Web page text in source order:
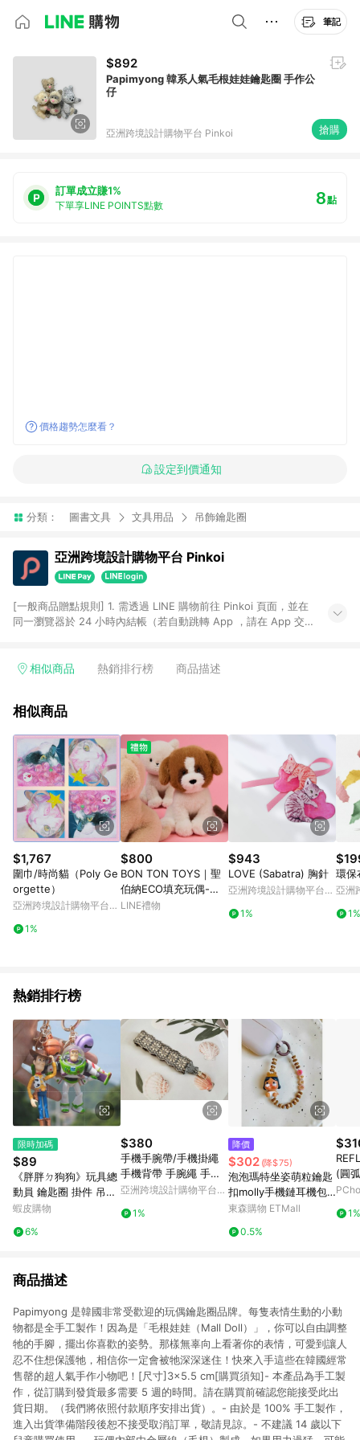
筆記
$892
Papimyong 韓系人氣毛根娃娃鑰匙圈 手作公
仔
亞洲跨境設計購物平台 Pinkoi 搶購
訂單成立賺1%
下單享LINE POINTS點數 8點
價格趨勢怎麼看？
設定到價通知
分類： 圖書文具 文具用品 吊飾鑰匙圈
亞洲跨境設計購物平台 Pinkoi
[一般商品贈點規則] 1. 需透過 LINE 購物前往 Pinkoi 頁面，並在
同一瀏覽器於 24 小時內結帳（若自動跳轉 App ，請在 App 交
回饋訂單不得享有 Pinkoi 站方優惠，例如首購優惠，P coins，
行為，不具贈點資格，部分退款不在此限。 6. APP 請更新至
貨後 45 天後發送。 8. 群眾募資商品，禮物卡，開館保證金，補
運費，攤位費等不具贈點資格。 9. LINE 購物站上之商品規格、
顏色、價位、贈品如與 Pinkoi 商品資訊頁及購物車不符，以
Pinkoi 購物商品資訊頁及購物車標示為準。 10. 點數紅包使用規
則請以點數紅包活動說明為準。 11. 若於 LINE 購物前往 Pinkoi
頁面後才首次下載 Pinkoi APP 並完成訂單，不符合導購資格；承
上，首次下載 Pinkoi APP 後，需透過 LINE 購物前往 Pinkoi 頁
面，方享導購資格。
相似商品 熱銷排行榜 商品描述
相似商品
$1,767
圍巾/時尚貓（Poly Ge
orgette）
亞洲跨境設計購物平台
1%
$800
BON TON TOYS｜聖
伯納ECO填充玩偶-赫
爾曼 18cm
LINE禮物
$943
LOVE (Sabatra) 胸針
亞洲跨境設計購物平台
1%
環保
亞洲
1%
熱銷排行榜
限時加碼
$89
《胖胖ㄉ狗狗》玩具總
動員 鑰匙圈 掛件 吊飾
胡迪 巴斯光年 叉奇 抱
蝦皮購物
6%
$380
手機手腕帶/手機掛繩
手機背帶 手腕繩 手機
繩 背繩 吊飾 吊繩
亞洲跨境設計購物平台
1%
降價
$302 (降$75)
泡泡瑪特坐姿萌粒鑰匙
扣molly手機鏈耳機包
包汽車掛件可愛小禮物
東森購物 ETMall
0.5%
(圓
1%
商品描述
Papimyong 是韓國非常受歡迎的玩偶鑰匙圈品牌。每隻表情生動的小動
物都是全手工製作！因為是「毛根娃娃（Mall Doll）」，你可以自由調整
牠的手腳，擺出你喜歡的姿勢。那樣無辜向上看著你的表情，可愛到讓人
忍不住想保護牠，相信你一定會被牠深深迷住！快來入手這些在韓國經常
售罄的超人氣手作小物吧！[尺寸]3×5.5 cm[購買須知]- 本產品為手工製
作，從訂購到發貨最多需要 5 週的時間。請在購買前確認您能接受此出
貨日期。（我們將依照付款順序安排出貨）。- 由於是 100% 手工製作，
進入出貨準備階段後恕不接受取消訂單，敬請見諒。- 不建議 14 歲以下